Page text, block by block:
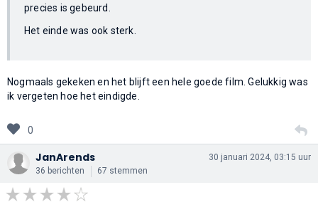
precies is gebeurd.
Het einde was ook sterk.
Nogmaals gekeken en het blijft een hele goede film. Gelukkig was
ik vergeten hoe het eindigde.
0
JanArends
36 berichten 67 stemmen
30 januari 2024, 03:15 uur